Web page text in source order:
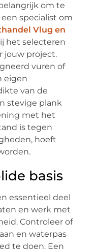
om te
specialist om
Vlug en
het selecteren
jouw project.
vuren of
eigen
van de
stevige plank
met het
is tegen
hoeft
basis
essentieel deel
en werk met
Controleer of
en waterpas
te doen. Een